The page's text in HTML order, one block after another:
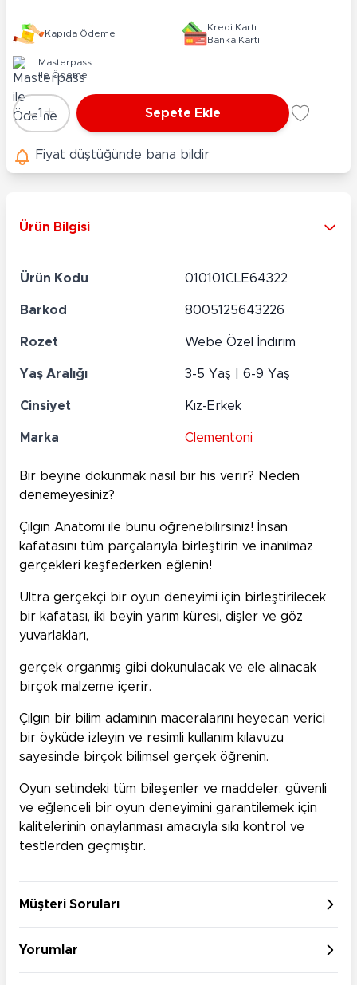
Kapıda Ödeme
Kredi Kartı
Banka Kartı
Masterpass
ile Ödeme
Adet
-1 + Sepete Ekle
Fiyat düştüğünde bana bildir
Ürün Bilgisi
Ürün Kodu 010101CLE64322
Barkod 8005125643226
Rozet Webe Özel İndirim
Yaş Aralığı 3-5 Yaş | 6-9 Yaş
Cinsiyet Kız-Erkek
Marka Clementoni
Bir beyine dokunmak nasıl bir his verir? Neden
denemeyesiniz?
Çılgın Anatomi ile bunu öğrenebilirsiniz! İnsan
kafatasını tüm parçalarıyla birleştirin ve inanılmaz
gerçekleri keşfederken eğlenin!
Ultra gerçekçi bir oyun deneyimi için birleştirilecek
bir kafatası, iki beyin yarım küresi, dişler ve göz
yuvarlakları,
gerçek organmış gibi dokunulacak ve ele alınacak
birçok malzeme içerir.
Çılgın bir bilim adamının maceralarını heyecan verici
bir öyküde izleyin ve resimli kullanım kılavuzu
sayesinde birçok bilimsel gerçek öğrenin.
Oyun setindeki tüm bileşenler ve maddeler, güvenli
ve eğlenceli bir oyun deneyimini garantilemek için
kalitelerinin onaylanması amacıyla sıkı kontrol ve
testlerden geçmiştir.
Müşteri Soruları
Yorumlar